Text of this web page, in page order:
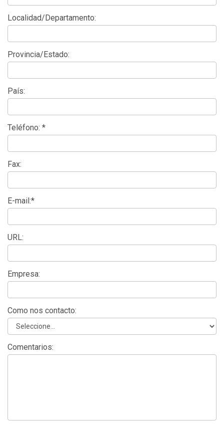
Localidad/Departamento:
Provincia/Estado:
País:
Teléfono: *
Fax:
E-mail:*
URL:
Empresa:
Como nos contacto:
Comentarios: